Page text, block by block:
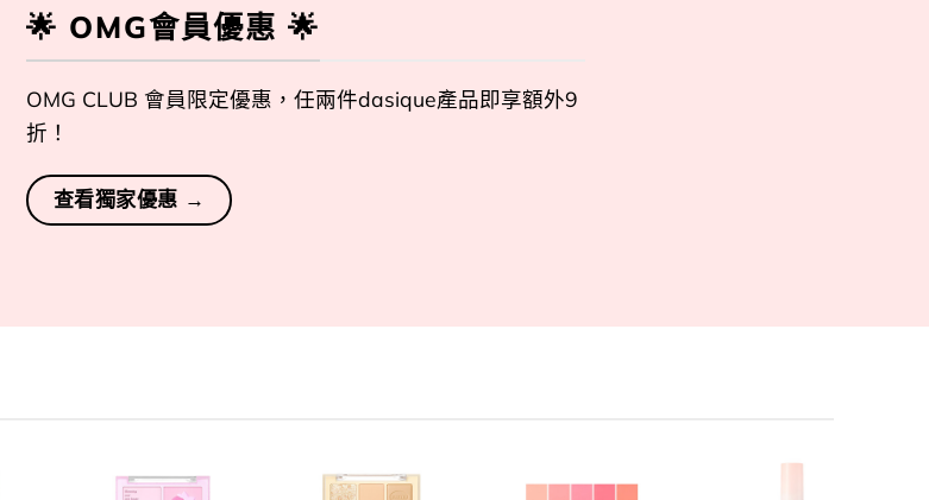
🌟 OMG會員優惠 🌟
OMG CLUB 會員限定優惠，任兩件dasique產品即享額外9
折！
查看獨家優惠 →